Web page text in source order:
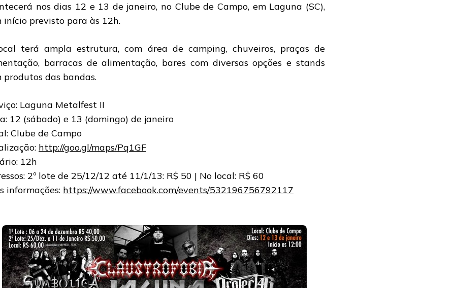
nos dias 12 e 13 de janeiro, no Clube de Campo, em Laguna (SC),
início previsto para às 12h.
terá ampla estrutura, com área de camping, chuveiros, praças de
barracas de alimentação, bares com diversas opções e stands
produtos das bandas.
Laguna Metalfest II
12 (sábado) e 13 (domingo) de janeiro
Clube de Campo
http://goo.gl/maps/Pq1GF
12h
2º lote de 25/12/12 até 11/1/13: R$ 50 | No local: R$ 60
informações: https://www.facebook.com/events/532196756792117